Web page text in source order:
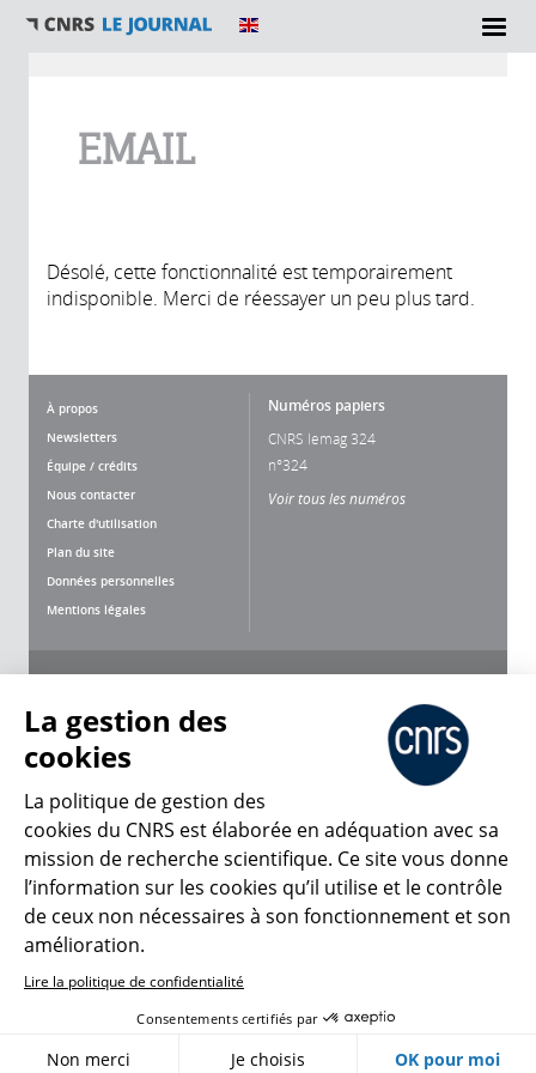
EMAIL
Désolé, cette fonctionnalité est temporairement
indisponible. Merci de réessayer un peu plus tard.
À propos
Newsletters
Équipe / crédits
Nous contacter
Charte d'utilisation
Plan du site
Données personnelles
Mentions légales
Numéros papiers
CNRS lemag 324
n°324
Voir tous les numéros
CNRS Le Mag
© 2026, CNRS
Créer un compte Se connecter
Gestion des cookies
La gestion des
cookies
La politique de gestion des
cookies du CNRS est élaborée en adéquation avec sa
mission de recherche scientifique. Ce site vous donne
l’information sur les cookies qu’il utilise et le contrôle
de ceux non nécessaires à son fonctionnement et son
amélioration.
Lire la politique de confidentialité
Consentements certifiés par
Non merci Je choisis OK pour moi